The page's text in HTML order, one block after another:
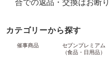
合での返品・交換はお断り
カテゴリーから探す
催事商品
セブンプレミアム
（食品・日用品）